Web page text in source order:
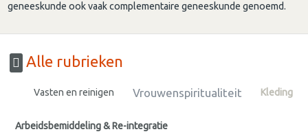
geneeskunde ook vaak complementaire geneeskunde genoemd.
Alle rubrieken
Vasten en reinigen Vrouwenspiritualiteit Kleding
Arbeidsbemiddeling & Re-integratie